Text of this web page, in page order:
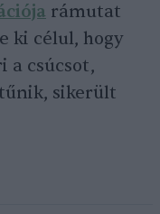
rámutat
ki célul, hogy
a csúcsot,
sikerült